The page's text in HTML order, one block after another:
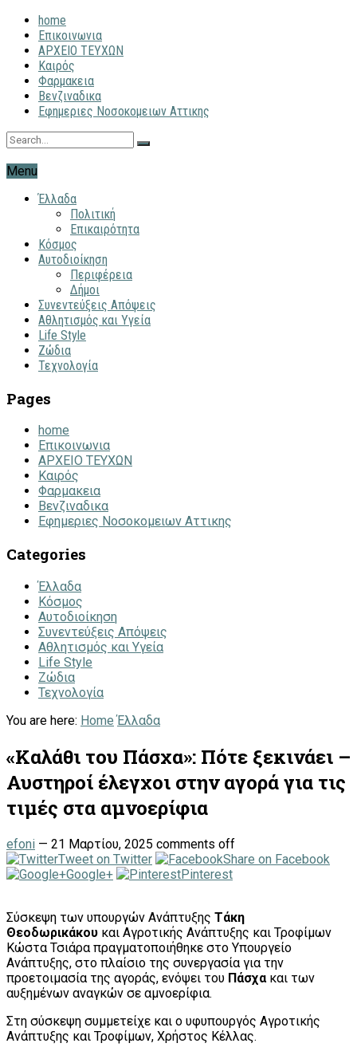
home
Επικοινωνια
ΑΡΧΕΙΟ ΤΕΥΧΩΝ
Καιρός
Φαρμακεια
Βενζιναδικα
Εφημεριες Νοσοκομειων Αττικης
Menu
Έλλαδα
Πολιτική
Επικαιρότητα
Κόσμος
Αυτοδιοίκηση
Περιφέρεια
Δήμοι
Συνεντεύξεις Απόψεις
Αθλητισμός και Υγεία
Life Style
Ζώδια
Τεχνολογία
Pages
home
Επικοινωνια
ΑΡΧΕΙΟ ΤΕΥΧΩΝ
Καιρός
Φαρμακεια
Βενζιναδικα
Εφημεριες Νοσοκομειων Αττικης
Categories
Έλλαδα
Κόσμος
Αυτοδιοίκηση
Συνεντεύξεις Απόψεις
Αθλητισμός και Υγεία
Life Style
Ζώδια
Τεχνολογία
You are here: Home Έλλαδα
«Καλάθι του Πάσχα»: Πότε ξεκινάει –
Αυστηροί έλεγχοι στην αγορά για τις
τιμές στα αμνοερίφια
efoni — 21 Μαρτίου, 2025 comments off
Tweet on Twitter
Share on Facebook
Google+
Pinterest
Σύσκεψη των υπουργών Ανάπτυξης Τάκη
Θεοδωρικάκου και Αγροτικής Ανάπτυξης και Τροφίμων
Κώστα Τσιάρα πραγματοποιήθηκε στο Υπουργείο
Ανάπτυξης, στο πλαίσιο της συνεργασία για την
προετοιμασία της αγοράς, ενόψει του Πάσχα και των
αυξημένων αναγκών σε αμνοερίφια.
Στη σύσκεψη συμμετείχε και ο υφυπουργός Αγροτικής
Ανάπτυξης και Τροφίμων, Χρήστος Κέλλας.